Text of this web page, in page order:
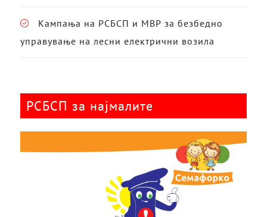
Кампања на РСБСП и МВР за безбедно
управување на лесни електрични возила
РСБСП за најмалите